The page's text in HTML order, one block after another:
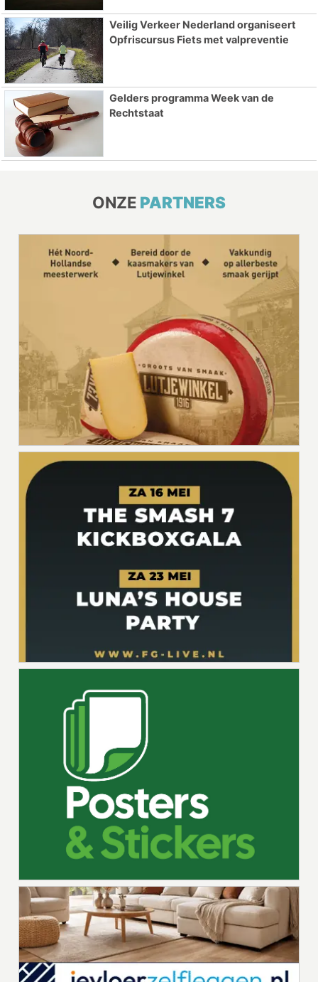
Veilig Verkeer Nederland organiseert
Opfriscursus Fiets met valpreventie
Gelders programma Week van de
Rechtstaat
ONZE PARTNERS